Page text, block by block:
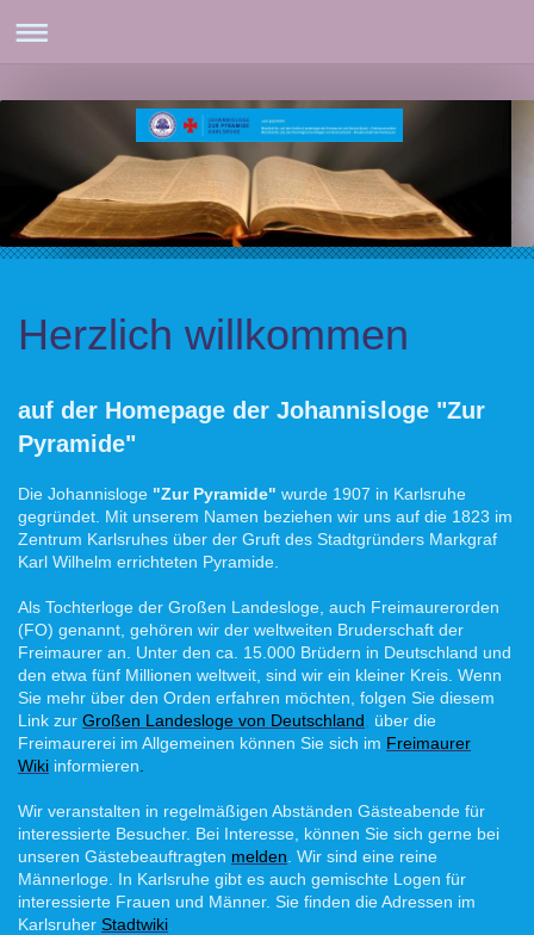
Herzlich willkommen
auf der Homepage der Johannisl oge "Zur
Pyramide"
Die Johannisloge "Zur Pyramide" wurde 1907 in Karlsruhe
gegründet. Mit unserem Namen beziehen wir uns auf die 1823 im
Zentrum Karlsruhes über der Gruft des Stadtgründers Markgraf
Karl Wilhelm errichteten Pyramide.
Als Tochterloge der Großen Landesloge, auch Freimaurerorden
(FO) genannt, gehören wir der weltweiten Bruderschaft der
Freimaurer an. Unter den ca. 15.000 Brüdern in Deutschland und
den etwa fünf Millionen weltweit, sind wir ein kleiner Kreis. Wenn
Sie mehr über den Orden erfahren möchten, folgen Sie diesem
Link zur Großen Landesloge von Deutschland
über die
Freimaurerei im Allgemeinen können Sie sich im Freimaurer
Wiki informieren
Wir veranstalten in regelmäßigen Abständen Gästeabende für
interessierte Besucher. Bei Interesse, können Sie sich gerne bei
unseren Gästebeauftragten melden . Wir sind eine reine
Männerloge. In Karlsruhe gibt es auch gemischte Logen für
interessierte Frauen und Männer. Sie finden die Adressen im
Karlsruher Stadtwiki